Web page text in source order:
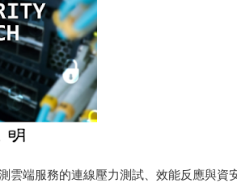
雲端服務的連線壓力測試、效能反應與資